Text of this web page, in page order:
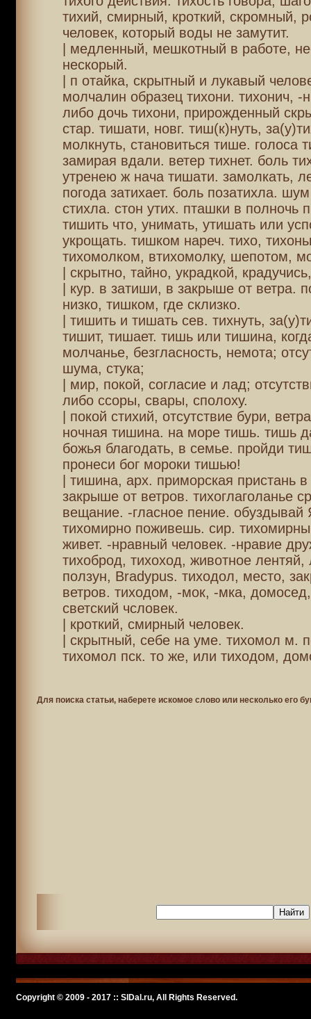
тихий, смирный, кроткий, скромный,
человек, который воды не замутит.
| медленный, мешкотный в работе,
нескорый.
| п отайка, скрытный и лукавый
молчалин образец тихони. тихонич, -
либо дочь тихони, прирожденный
стар. тишати, новг. тиш(к)нуть,
молкнуть, становиться тише. голоса
замирая вдали. ветер тихнет. боль
утренею ж нача тишати. замолкать,
погода затихает. боль позатихла.
стихла. стон утих. пташки в полночь
тишить что, унимать, утишать или
укрощать. тишком нареч. тихо,
тихомолком, втихомолку, шепотом,
| скрытно, тайно, украдкой,
| кур. в затиши, в закрыше от ветра.
низко, тишком, где склизко.
| тишить и тишать сев. тихнуть,
тишит, тишает. тишь или тишина,
молчанье, безгласность, немота;
шума, стука;
| мир, покой, согласие и лад;
либо ссоры, свары, сполоху.
| покой стихий, отсутствие бури,
ночная тишина. на море тишь. тишь
божья благодать, в семье. пройди
пронеси бог мороки тишью!
| тишина, арх. приморская пристань
закрыше от ветров. тихоглаголанье
вещание. -гласное пение.
тихомирно поживешь. сир.
живет. -нравный человек. -нравие
тихоброд, тихоход, животное лентяй,
ползун, Bradypus. тиходол, место,
ветров. тиходом, -мок, -мка,
светский чсловек.
| кроткий, смирный человек.
| скрытный, себе на уме. тихомол м.
тихомол пск. то же, или тиходом,
Для поиска статьи, наберете искомое слово или несколько его
Copyright © 2009 - 2017 :: SlDal.ru, All Rights Reserved.